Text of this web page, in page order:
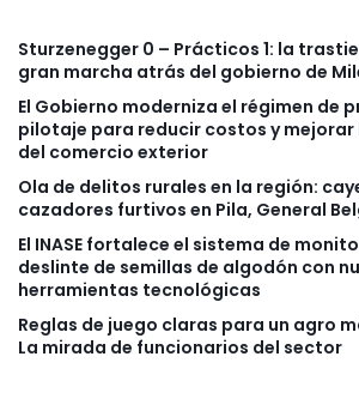
Sturzenegger 0 – Prácticos 1: la
gran marcha atrás del gobierno de
El Gobierno moderniza el régimen de
pilotaje para reducir costos y
del comercio exterior
Ola de delitos rurales en la región:
cazadores furtivos en Pila, General
El INASE fortalece el sistema de
deslinte de semillas de algodón con
herramientas tecnológicas
Reglas de juego claras para un agro
La mirada de funcionarios del sector